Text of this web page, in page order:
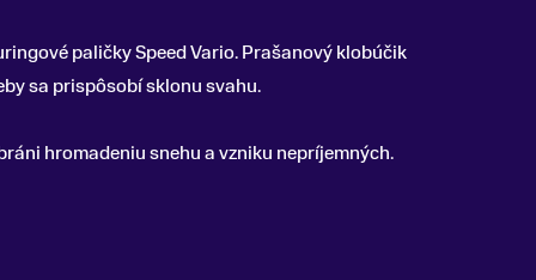
paličky Speed ​​Vario.Prašanový klobúčik
sa prispôsobí sklonu svahu.
hromadeniu snehu a vzniku nepríjemných.